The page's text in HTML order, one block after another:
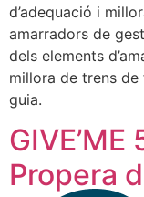
d’adequació i
amarradors de
dels elements
millora de trens
guia.
Propera